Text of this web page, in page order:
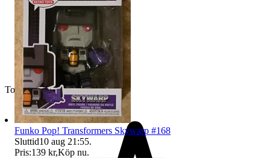
Toppsäljare
Funko Pop! Transformers Skywarp #168
Sluttid10 aug 21:55.
Pris:139 kr,Köp nu.